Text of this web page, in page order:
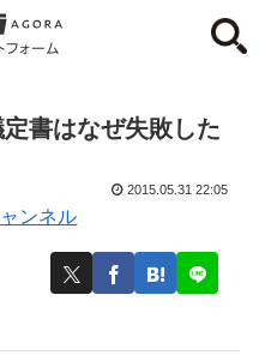
定書はなぜ失敗した
ンネル
2015.05.31 22:05